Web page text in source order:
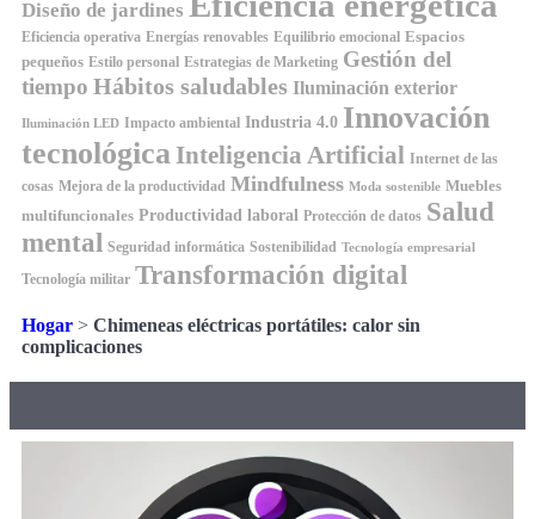
Diseño de jardines
Eficiencia operativa Energías renovables Equilibrio emocional Espacios
pequeños Estilo personal Estrategias de Marketing Gestión del
tiempo Hábitos saludables Iluminación exterior
Iluminación LED Impacto ambiental Industria 4.0 Innovación
tecnológica Inteligencia Artificial Internet de las
cosas Mejora de la productividad Mindfulness Moda sostenible Muebles
multifuncionales Productividad laboral Protección de datos Salud
mental Seguridad informática Sostenibilidad Tecnología empresarial
Tecnología militar Transformación digital
Hogar > Chimeneas eléctricas portátiles: calor sin
complicaciones